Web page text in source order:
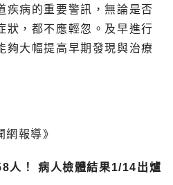
疾病的重要警訊，無論是否
狀，都不應輕忽。及早進行
夠大幅提高早期發現與治療
網報導》
人！ 病人檢體結果1/14出爐